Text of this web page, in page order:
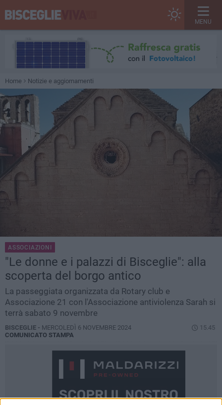
MENU
Home Notizie e aggiornamenti
ASSOCIAZIONI
"Le donne e i palazzi di Bisceglie": alla
scoperta del borgo antico
La passeggiata organizzata da Rotary club e
Associazione 21 con l'Associazione antiviolenza Sarah si
terrà sabato 9 novembre
BISCEGLIE - MERCOLEDÌ 6 NOVEMBRE 2024
15.45
COMUNICATO STAMPA